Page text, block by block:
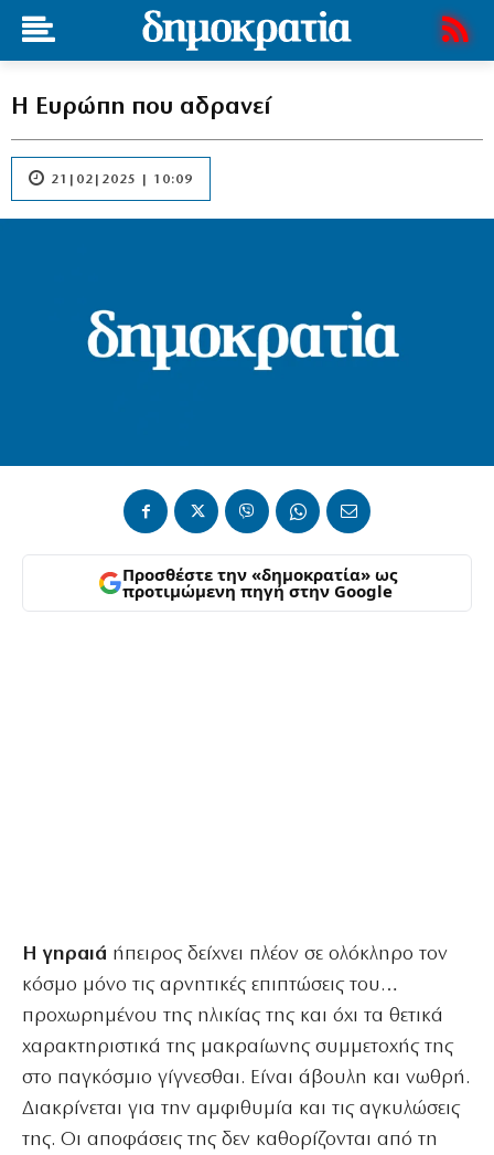
Η Ευρώπη που αδρανεί
21|02|2025 | 10:09
Προσθέστε την «δημοκρατία» ως
προτιμώμενη πηγή στην Google
Η γηραιά ήπειρος δείχνει πλέον σε ολόκληρο τον
κόσμο μόνο τις αρνητικές επιπτώσεις του…
προχωρημένου της ηλικίας της και όχι τα θετικά
χαρακτηριστικά της μακραίωνης συμμετοχής της
στο παγκόσμιο γίγνεσθαι. Είναι άβουλη και νωθρή.
Διακρίνεται για την αμφιθυμία και τις αγκυλώσεις
της. Οι αποφάσεις της δεν καθορίζονται από τη